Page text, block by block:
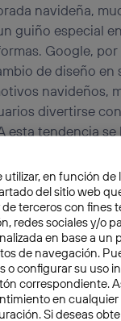
navideña,
guiño especial
Google,
de diseño en
navideños,
divertirse
esta tendencia
usando la voz
función muy
el chatbot de
dirigida por
al GPT-4o, es
usuarios.
realista, lo que
en función de
del sitio web
terceros con fines
redes sociales y/o
en base a un
de navegación.
o configurar su uso
correspondiente.
en
Si deseas